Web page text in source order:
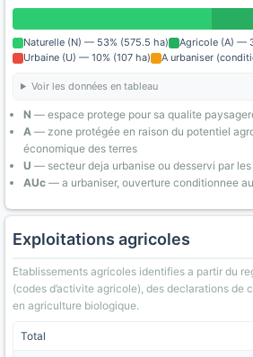
Naturelle (N) — 53% (575.5 ha)
Agricole (A) —
Urbaine (U) — 10% (107 ha)
A urbaniser
Voir les données en tableau
N — espace protege pour sa qualite
A — zone protégée en raison du potentiel
économique des terres
U — secteur deja urbanise ou desservi par
AUc — a urbaniser, ouverture conditionnee
Exploitations agricoles
Etablissements agricoles identifies a partir du
(codes d’activite agricole), des declarations de
en agriculture biologique.
Total